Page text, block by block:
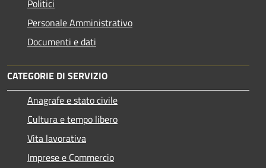
Politici
Personale Amministrativo
Documenti e dati
CATEGORIE DI SERVIZIO
Anagrafe e stato civile
Cultura e tempo libero
Vita lavorativa
Imprese e Commercio